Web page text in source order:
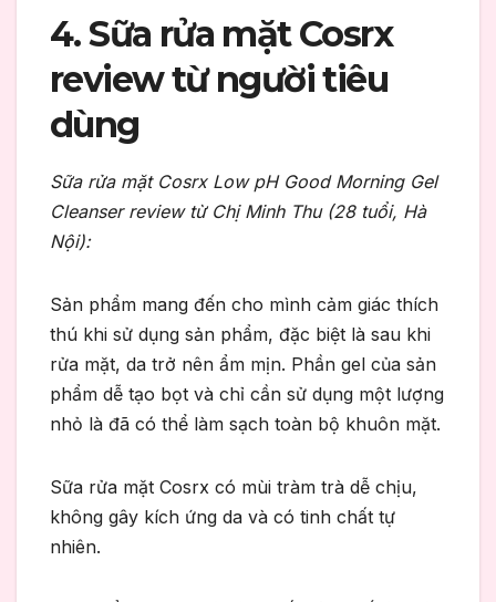
4. Sữa rửa mặt Cosrx
review từ người tiêu
dùng
Sữa rửa mặt Cosrx Low pH Good Morning Gel
Cleanser review từ Chị Minh Thu (28 tuổi, Hà
Nội):
Sản phẩm mang đến cho mình cảm giác thích
thú khi sử dụng sản phẩm, đặc biệt là sau khi
rửa mặt, da trở nên ẩm mịn. Phần gel của sản
phẩm dễ tạo bọt và chỉ cần sử dụng một lượng
nhỏ là đã có thể làm sạch toàn bộ khuôn mặt.
Sữa rửa mặt Cosrx có mùi tràm trà dễ chịu,
không gây kích ứng da và có tinh chất tự
nhiên.